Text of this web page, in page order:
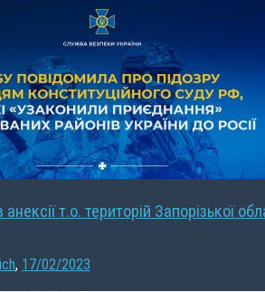
т.о. територій Запорізької
, 17/02/2023